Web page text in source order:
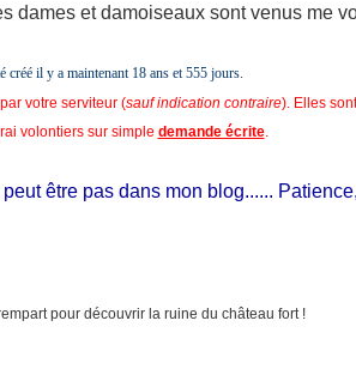
dames et damoiseaux sont venus me
créé il y a maintenant 18 ans et555 jours.
votre serviteur (sauf indication contraire). Elles
volontiers sur simple demande écrite.
être pas dans mon blog......